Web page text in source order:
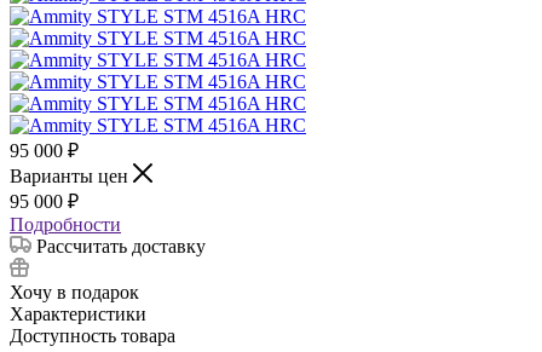
95 000 ₽
Варианты цен
95 000 ₽
Подробности
Рассчитать доставку
Хочу в подарок
Характеристики
Доступность товара